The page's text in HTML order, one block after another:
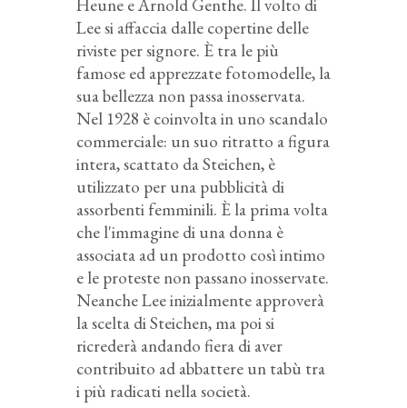
Heune e Arnold Genthe. Il volto di
Lee si affaccia dalle copertine delle
riviste per signore. È tra le più
famose ed apprezzate fotomodelle, la
sua bellezza non passa inosservata.
Nel 1928 è coinvolta in uno scandalo
commerciale: un suo ritratto a figura
intera, scattato da Steichen, è
utilizzato per una pubblicità di
assorbenti femminili. È la prima volta
che l'immagine di una donna è
associata ad un prodotto così intimo
e le proteste non passano inosservate.
Neanche Lee inizialmente approverà
la scelta di Steichen, ma poi si
ricrederà andando fiera di aver
contribuito ad abbattere un tabù tra
i più radicati nella società.